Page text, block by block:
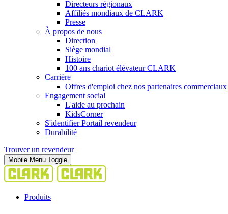
Directeurs régionaux
Affiliés mondiaux de CLARK
Presse
À propos de nous
Direction
Siège mondial
Histoire
100 ans chariot élévateur CLARK
Carrière
Offres d'emploi chez nos partenaires commerciaux
Engagement social
L'aide au prochain
KidsCorner
S'identifier Portail revendeur
Durabilité
Trouver un revendeur
Mobile Menu Toggle
Produits